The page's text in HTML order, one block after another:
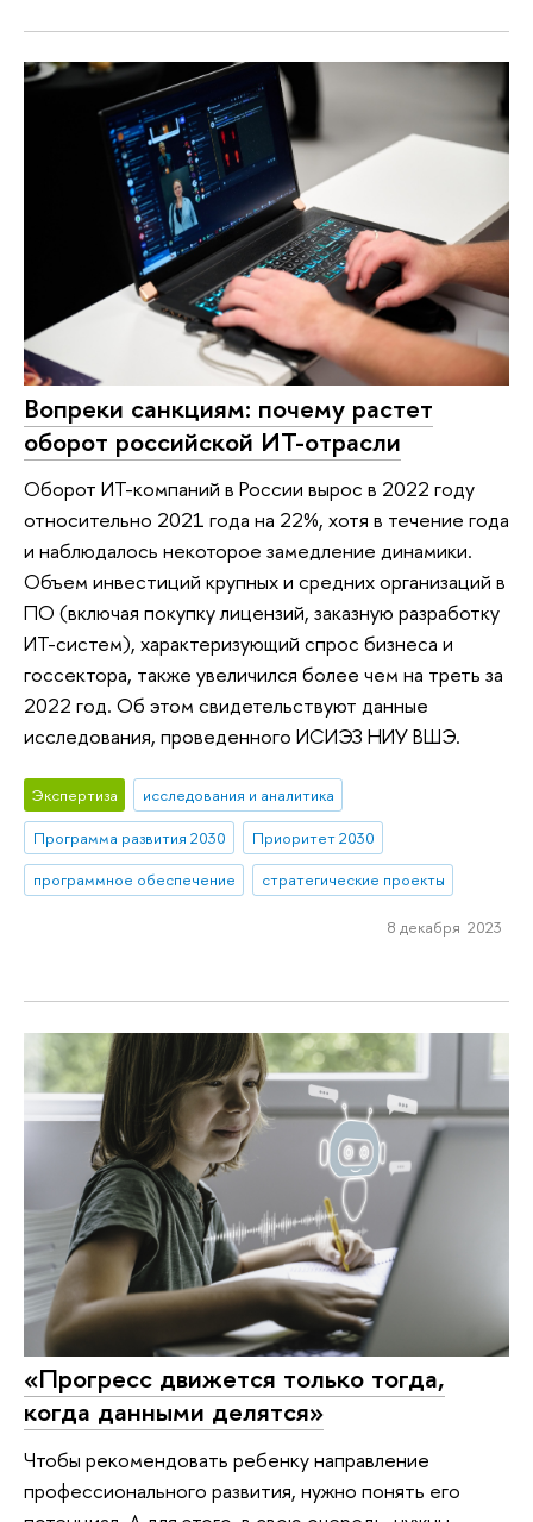
Вопреки санкциям: почему растет
оборот российской ИТ-отрасли
Оборот ИТ-компаний в России вырос в 2022 году
относительно 2021 года на 22%, хотя в течение года
и наблюдалось некоторое замедление динамики.
Объем инвестиций крупных и средних организаций в
ПО (включая покупку лицензий, заказную разработку
ИТ-систем), характеризующий спрос бизнеса и
госсектора, также увеличился более чем на треть за
2022 год. Об этом свидетельствуют данные
исследования, проведенного ИСИЭЗ НИУ ВШЭ.
Экспертиза
исследования и аналитика
Программа развития 2030
Приоритет 2030
программное обеспечение
стратегические проекты
8 декабря 2023
«Прогресс движется только тогда,
когда данными делятся»
Чтобы рекомендовать ребенку направление
профессионального развития, нужно понять его